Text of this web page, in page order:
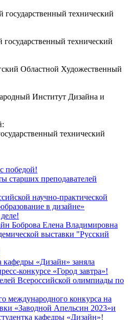
технический
технический
Областной Художественный
Институт Дизайна и
технический
победой!
старших преподавателей
научно-практической
в дизайне»
Боброва Елена Владимировна
выставки "Русский
кафедры «Дизайн» заняла
конкурсе «Город завтра»!
Всероссийской олимпиады по
международного конкурса на
«Заводной Апельсин 2023»и
кафедры «Дизайн»!